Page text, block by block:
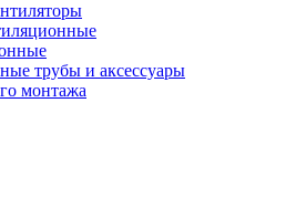
трубы и аксессуары
монтажа